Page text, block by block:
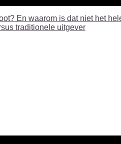
En waarom is dat niet het
traditionele uitgever